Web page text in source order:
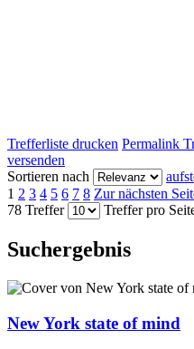
Trefferliste drucken Permalink
versenden
Sortieren nach
1 2 3 4 5 6 7 8 Zur nächsten
78 Treffer
Treffer pro
Suchergebnis
New York state of mind